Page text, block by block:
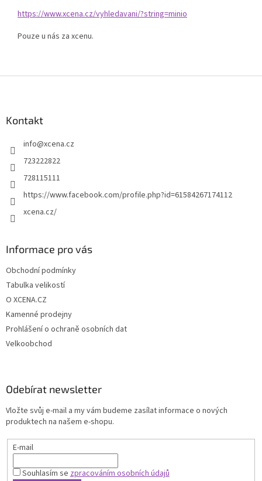
https://www.xcena.cz/vyhledavani/?string=minio
Pouze u nás za xcenu.
Kontakt
info@xcena.cz
723222822
728115111
https://www.facebook.com/profile.php?id=61584267174112
xcena.cz/
Informace pro vás
Obchodní podmínky
Tabulka velikostí
O XCENA.CZ
Kamenné prodejny
Prohlášení o ochraně osobních dat
Velkoobchod
Odebírat newsletter
Vložte svůj e-mail a my vám budeme zasílat informace o nových
produktech na našem e-shopu.
E-mail
Souhlasím sezpracováním osobních údajů